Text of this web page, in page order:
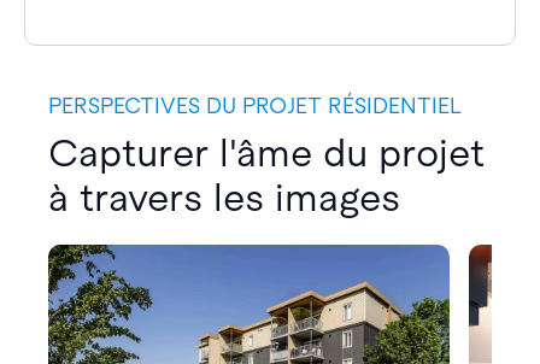
PERSPECTIVES DU PROJET RÉSIDENTIEL
Capturer l'âme du projet
à travers les images